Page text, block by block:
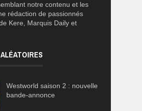
notre contenu et les
rédaction de passionnés
Kere, Marquis Daily et
Westworld saison 2 : nouvelle
bande-annonce